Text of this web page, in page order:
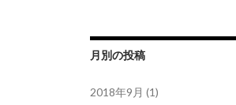
月別の投稿
2018年9月 (1)